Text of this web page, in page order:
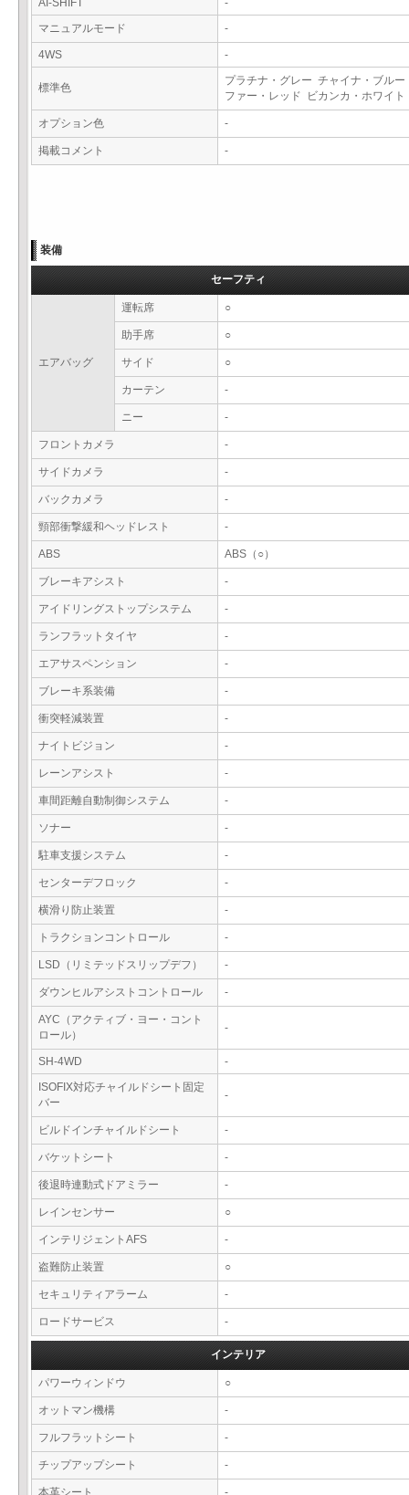
AI-SHIFT
-
マニュアルモード
-
4WS -
標準色
プラチナ・グレー チャイナ・ブル
ファー・レッド ビカンカ・ホワイ
オプション色 -
掲載コメント -
装備
セーフティ
エアバッグ
運転席 ○
助手席 ○
サイド ○
カーテン -
ニー -
フロントカメラ -
サイドカメラ -
バックカメラ -
頸部衝撃緩和ヘッドレスト -
ABS ABS（○）
ブレーキアシスト -
アイドリングストップシステム -
ランフラットタイヤ -
エアサスペンション -
ブレーキ系装備 -
衝突軽減装置 -
ナイトビジョン -
レーンアシスト -
車間距離自動制御システム -
ソナー -
駐車支援システム -
センターデフロック -
横滑り防止装置 -
トラクションコントロール -
LSD（リミテッドスリップデフ） -
ダウンヒルアシストコントロール -
AYC（アクティブ・ヨー・コント
ロール）
-
SH-4WD
-
ISOFIX対応チャイルドシート固定
バー
-
ビルドインチャイルドシート -
バケットシート -
後退時連動式ドアミラー -
レインセンサー ○
インテリジェントAFS -
盗難防止装置 ○
セキュリティアラーム -
ロードサービス -
インテリア
パワーウィンドウ ○
オットマン機構 -
フルフラットシート -
チップアップシート -
本革シート -